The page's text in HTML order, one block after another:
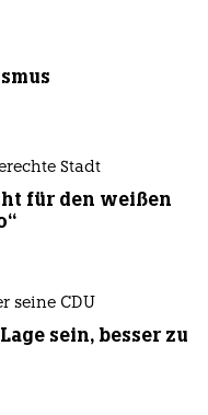
Stadt
für den weißen
seine CDU
sein, besser zu